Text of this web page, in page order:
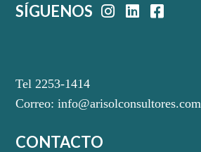
SÍGUENOS
Tel 2253-1414
Correo:info@arisolconsultores.com
CONTACTO